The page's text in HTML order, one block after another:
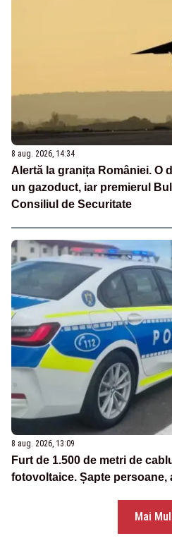
8 aug. 2026, 14:34
Alertă la granița României. O
un gazoduct, iar premierul
Consiliul de Securitate
8 aug. 2026, 13:09
Furt de 1.500 de metri de
fotovoltaice. Șapte persoane,
Mai